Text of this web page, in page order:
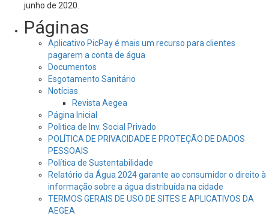
junho de 2020.
Páginas
Aplicativo PicPay é mais um recurso para clientes
pagarem a conta de água
Documentos
Esgotamento Sanitário
Notícias
Revista Aegea
Página Inicial
Politica de Inv. Social Privado
POLÍTICA DE PRIVACIDADE E PROTEÇÃO DE DADOS
PESSOAIS
Política de Sustentabilidade
Relatório da Água 2024 garante ao consumidor o direito à
informação sobre a água distribuída na cidade
TERMOS GERAIS DE USO DE SITES E APLICATIVOS DA
AEGEA